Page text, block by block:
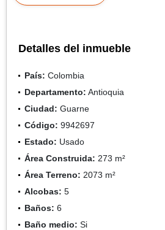
Detalles del inmueble
País: Colombia
Departamento: Antioquia
Ciudad: Guarne
Código: 9942697
Estado: Usado
Área Construida: 273 m²
Área Terreno: 2073 m²
Alcobas: 5
Baños: 6
Baño medio: Si